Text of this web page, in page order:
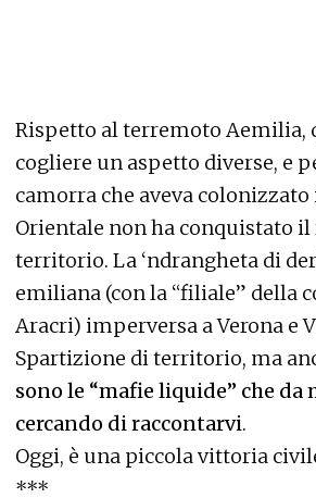
Rispetto al terremoto Aemilia,
cogliere un aspetto diverse, e
camorra che aveva colonizzato
Orientale non ha conquistato il
territorio. La ‘ndrangheta di
emiliana (con la “filiale” della
Aracri) imperversa a Verona e
Spartizione di territorio, ma
sono le “mafie liquide” che da
cercando di raccontarvi.
Oggi, è una piccola vittoria
***